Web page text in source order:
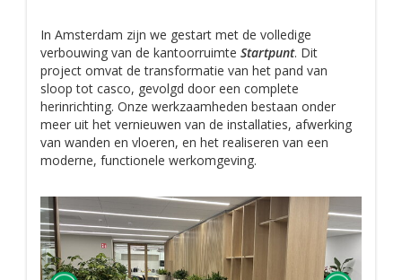
In Amsterdam zijn we gestart met de volledige
verbouwing van de kantoorruimte Startpunt. Dit
project omvat de transformatie van het pand van
sloop tot casco, gevolgd door een complete
herinrichting. Onze werkzaamheden bestaan onder
meer uit het vernieuwen van de installaties, afwerking
van wanden en vloeren, en het realiseren van een
moderne, functionele werkomgeving.